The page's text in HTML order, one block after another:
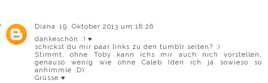
Diana 19. Oktober 2013 um 18:26
dankeschön :) ♥
schickst du mir paar links zu den tumblr seiten? :)
Stimmt, ohne Toby kann ichs mir auch nich vorstellen,
genauso wenig wie ohne Caleb (den ich ja sowieso so
anhimmle :D)
Grüsse ♥